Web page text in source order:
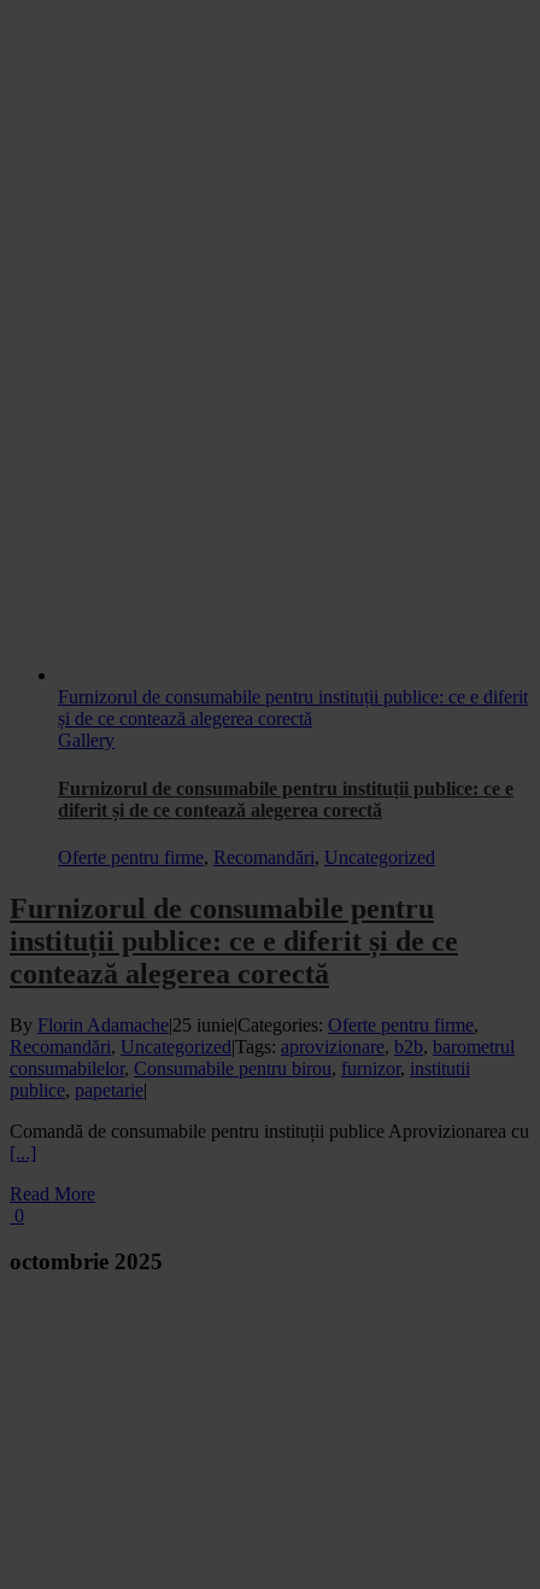
Furnizorul de consumabile pentru instituții publice: ce e diferit
și de ce contează alegerea corectă
Gallery
Furnizorul de consumabile pentru instituții publice: ce e
diferit și de ce contează alegerea corectă
Oferte pentru firme, Recomandări, Uncategorized
Furnizorul de consumabile pentru
instituții publice: ce e diferit și de ce
contează alegerea corectă
By Florin Adamache|25 iunie|Categories: Oferte pentru firme,
Recomandări, Uncategorized|Tags: aprovizionare, b2b, barometrul
consumabilelor, Consumabile pentru birou, furnizor, institutii
publice, papetarie|
Comandă de consumabile pentru instituții publice Aprovizionarea cu
[...]
Read More
0
octombrie 2025